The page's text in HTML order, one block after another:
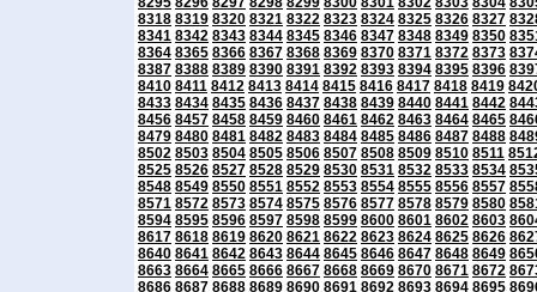
8318 8319 8320 8321 8322 8323 8324 8325 8326 8327
8341 8342 8343 8344 8345 8346 8347 8348 8349 8350
8364 8365 8366 8367 8368 8369 8370 8371 8372 8373
8387 8388 8389 8390 8391 8392 8393 8394 8395 8396
8410 8411 8412 8413 8414 8415 8416 8417 8418 8419
8433 8434 8435 8436 8437 8438 8439 8440 8441 8442
8456 8457 8458 8459 8460 8461 8462 8463 8464 8465
8479 8480 8481 8482 8483 8484 8485 8486 8487 8488
8502 8503 8504 8505 8506 8507 8508 8509 8510 8511
8525 8526 8527 8528 8529 8530 8531 8532 8533 8534
8548 8549 8550 8551 8552 8553 8554 8555 8556 8557
8571 8572 8573 8574 8575 8576 8577 8578 8579 8580
8594 8595 8596 8597 8598 8599 8600 8601 8602 8603
8617 8618 8619 8620 8621 8622 8623 8624 8625 8626
8640 8641 8642 8643 8644 8645 8646 8647 8648 8649
8663 8664 8665 8666 8667 8668 8669 8670 8671 8672
8686 8687 8688 8689 8690 8691 8692 8693 8694 8695